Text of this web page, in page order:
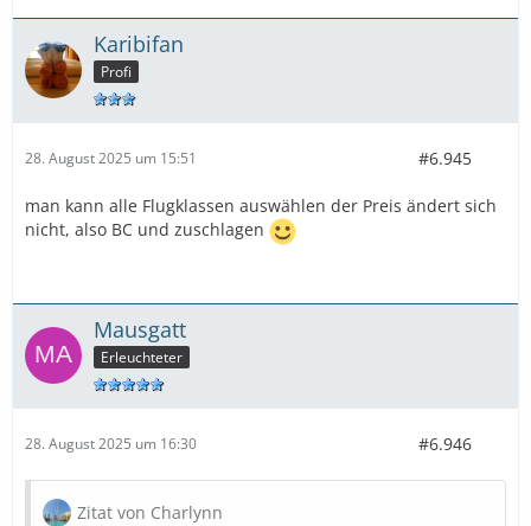
Karibifan
Profi
28. August 2025 um 15:51 #6.945
man kann alle Flugklassen auswählen der Preis ändert sich
nicht, also BC und zuschlagen
Mausgatt
Erleuchteter
28. August 2025 um 16:30 #6.946
Zitat von Charlynn